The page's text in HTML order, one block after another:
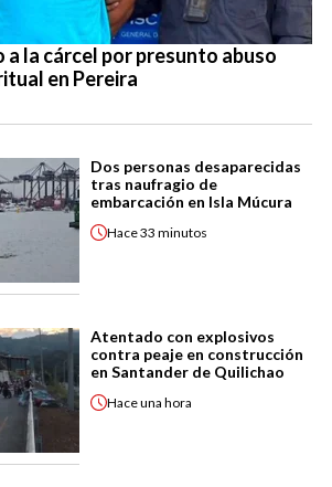
a la cárcel por presunto abuso
en Pereira
Dos personas desaparecidas
tras naufragio de
embarcación en Isla Múcura
Hace33 minutos
Atentado con explosivos
contra peaje en construcción
en Santander de Quilichao
Haceuna hora